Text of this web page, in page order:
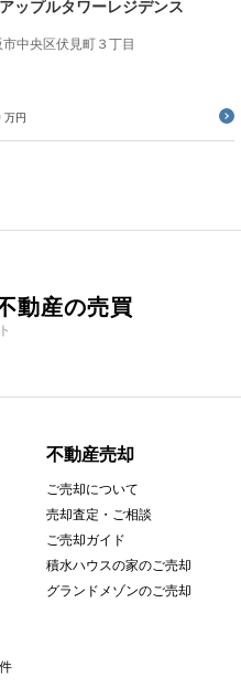
ップルタワーレジデンス
中央区伏見町３丁目
万円
動産の売買
不動産売却
ご売却について
売却査定・ご相談
ご売却ガイド
積水ハウスの家のご売却
グランドメゾンのご売却